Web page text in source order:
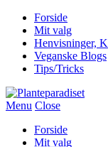
Forside
Mit valg
Henvisninger,
Veganske Blogs
Tips/Tricks
Menu Close
Forside
Mit valg